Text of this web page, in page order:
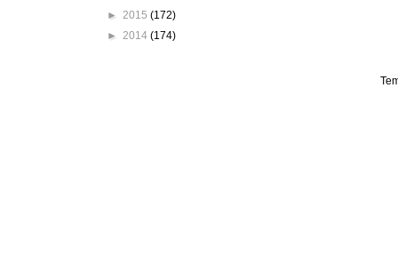
► 2015 (172)
► 2014 (174)